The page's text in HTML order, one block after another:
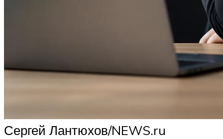
Сергей Лантюхов/NEWS.ru